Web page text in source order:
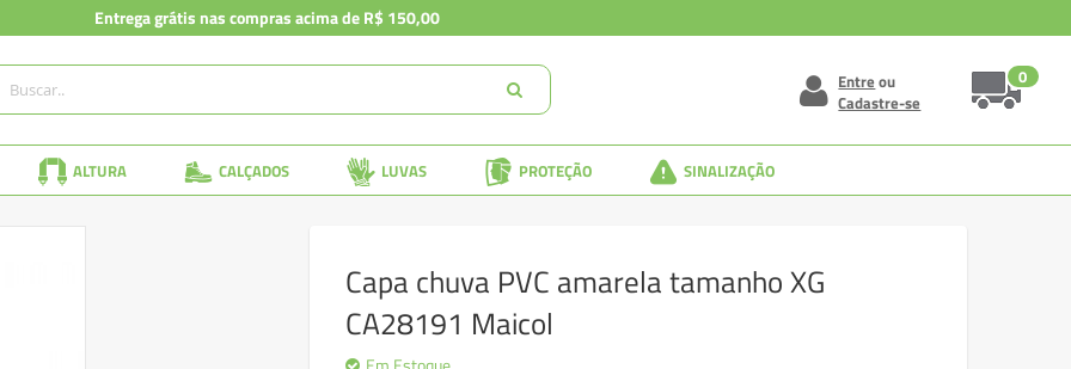
Entrega grátis nas compras acima de R$ 150,00
0
Entreou
Cadastre-se
ALTURA CALÇADOS LUVAS PROTEÇÃO SINALIZAÇÃO
Capa chuva PVC amarela tamanho XG
CA28191 Maicol